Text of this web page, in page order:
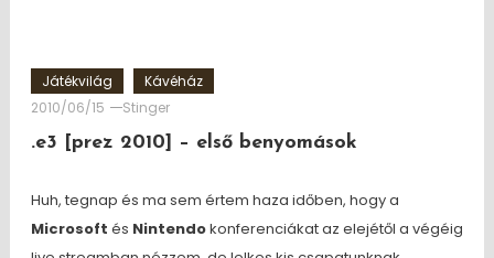
Játékvilág
Kávéház
2010/06/15
Stinger
.e3 [prez 2010] – első benyomások
Huh, tegnap és ma sem értem haza időben, hogy a
Microsoft és Nintendokonferenciákat az elejétől a végéig